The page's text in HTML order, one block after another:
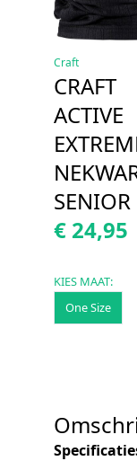
Craft
CRAFT
ACTIVE
SENIOR
€ 24,95
KIES MAAT:
One Size